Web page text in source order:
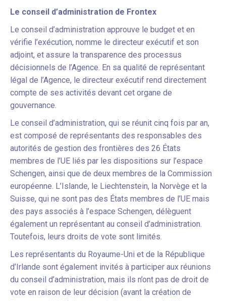
Le conseil d’administration de Frontex
Le conseil d’administration approuve le budget et en
vérifie l’exécution, nomme le directeur exécutif et son
adjoint, et assure la transparence des processus
décisionnels de l’Agence. En sa qualité de représentant
légal de l’Agence, le directeur exécutif rend directement
compte de ses activités devant cet organe de
gouvernance.
Le conseil d’administration, qui se réunit cinq fois par an,
est composé de représentants des responsables des
autorités de gestion des frontières des 26 États
membres de l’UE liés par les dispositions sur l’espace
Schengen, ainsi que de deux membres de la Commission
européenne. L’Islande, le Liechtenstein, la Norvège et la
Suisse, qui ne sont pas des États membres de l’UE mais
des pays associés à l’espace Schengen, délèguent
également un représentant au conseil d’administration.
Toutefois, leurs droits de vote sont limités.
Les représentants du Royaume-Uni et de la République
d’Irlande sont également invités à participer aux réunions
du conseil d’administration, mais ils n’ont pas de droit de
vote en raison de leur décision (avant la création de